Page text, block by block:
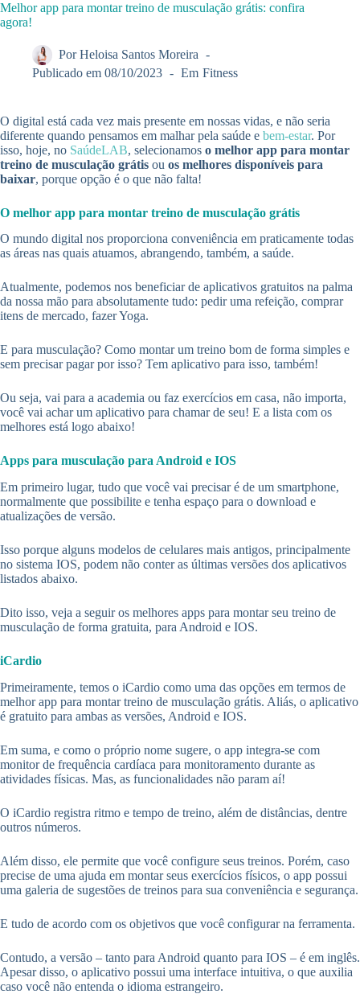
Melhor app para montar treino de musculação grátis: confira
agora!
Por Heloisa Santos Moreira
Publicado em 08/10/2023 Em Fitness
O digital está cada vez mais presente em nossas vidas, e não seria
diferente quando pensamos em malhar pela saúde e bem-estar. Por
isso, hoje, no SaúdeLAB, selecionamos o melhor app para montar
treino de musculação grátis ou os melhores disponíveis para
baixar, porque opção é o que não falta!
O melhor app para montar treino de musculação grátis
O mundo digital nos proporciona conveniência em praticamente todas
as áreas nas quais atuamos, abrangendo, também, a saúde.
Atualmente, podemos nos beneficiar de aplicativos gratuitos na palma
da nossa mão para absolutamente tudo: pedir uma refeição, comprar
itens de mercado, fazer Yoga.
E para musculação? Como montar um treino bom de forma simples e
sem precisar pagar por isso? Tem aplicativo para isso, também!
Ou seja, vai para a academia ou faz exercícios em casa, não importa,
você vai achar um aplicativo para chamar de seu! E a lista com os
melhores está logo abaixo!
Apps para musculação para Android e IOS
Em primeiro lugar, tudo que você vai precisar é de um smartphone,
normalmente que possibilite e tenha espaço para o download e
atualizações de versão.
Isso porque alguns modelos de celulares mais antigos, principalmente
no sistema IOS, podem não conter as últimas versões dos aplicativos
listados abaixo.
Dito isso, veja a seguir os melhores apps para montar seu treino de
musculação de forma gratuita, para Android e IOS.
iCardio
Primeiramente, temos o iCardio como uma das opções em termos de
melhor app para montar treino de musculação grátis. Aliás, o aplicativo
é gratuito para ambas as versões, Android e IOS.
Em suma, e como o próprio nome sugere, o app integra-se com
monitor de frequência cardíaca para monitoramento durante as
atividades físicas. Mas, as funcionalidades não param aí!
O iCardio registra ritmo e tempo de treino, além de distâncias, dentre
outros números.
Além disso, ele permite que você configure seus treinos. Porém, caso
precise de uma ajuda em montar seus exercícios físicos, o app possui
uma galeria de sugestões de treinos para sua conveniência e segurança.
E tudo de acordo com os objetivos que você configurar na ferramenta.
Contudo, a versão – tanto para Android quanto para IOS – é em inglês.
Apesar disso, o aplicativo possui uma interface intuitiva, o que auxilia
caso você não entenda o idioma estrangeiro.